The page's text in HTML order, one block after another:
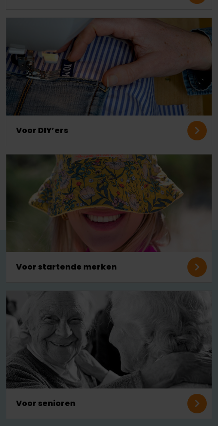
Voor DIY’ers
Voor startende merken
Voor senioren